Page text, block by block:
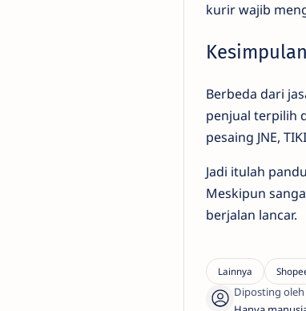
kurir wajib
Kesimpulan
Berbeda dari
penjual terpilih
pesaing JNE,
Jadi itulah
Meskipun
berjalan lancar.